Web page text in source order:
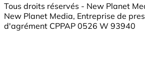
Tous droits réservés - New Planet
New Planet Media, Entreprise de
d'agrément CPPAP 0526 W 93940